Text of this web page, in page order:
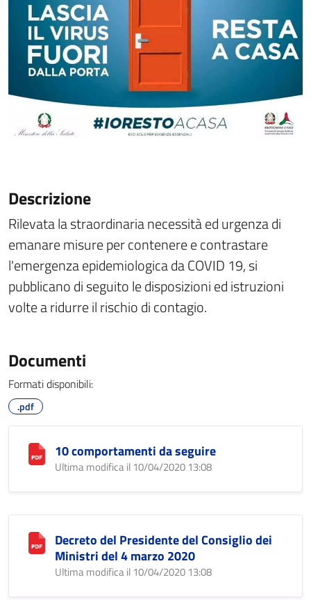
Descrizione
Rilevata la straordinaria necessità ed urgenza di
emanare misure per contenere e contrastare
l'emergenza epidemiologica da COVID 19, si
pubblicano di seguito le disposizioni ed istruzioni
volte a ridurre il rischio di contagio.
Documenti
Formati disponibili:
.pdf
10 comportamenti da seguire
Ultima modifica il 10/04/2020 13:08
Decreto del Presidente del Consiglio dei
Ministri del 4 marzo 2020
Ultima modifica il 10/04/2020 13:08